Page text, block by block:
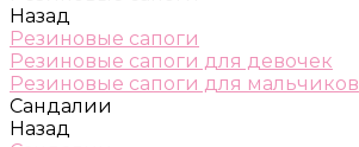
Назад
Резиновые сапоги
Резиновые сапоги для девочек
Резиновые сапоги для мальчиков
Сандалии
Назад